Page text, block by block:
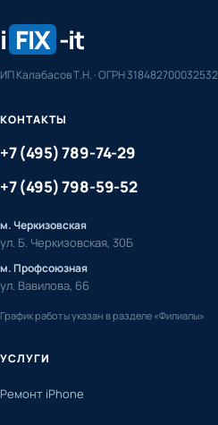
i FIX -it
ИП Калабасов Т.Н. · ОГРН 318482700032532
УСЛУГИ
Ремонт iPhone
КОНТАКТЫ
+7 (495) 789-74-29
+7 (495) 798-59-52
м. Черкизовская
ул. Б. Черкизовская, 30Б
м. Профсоюзная
ул. Вавилова, 66
График работы указан в разделе «Филиалы»